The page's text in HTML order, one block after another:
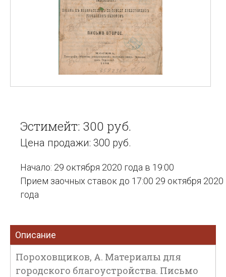
Эстимейт: 300 руб.
Цена продажи: 300 руб.
Начало: 29 октября 2020 года в 19:00
Прием заочных ставок до 17:00 29 октября 2020
года
Описание
Пороховщиков, А. Материалы для
городского благоустройства. Письмо